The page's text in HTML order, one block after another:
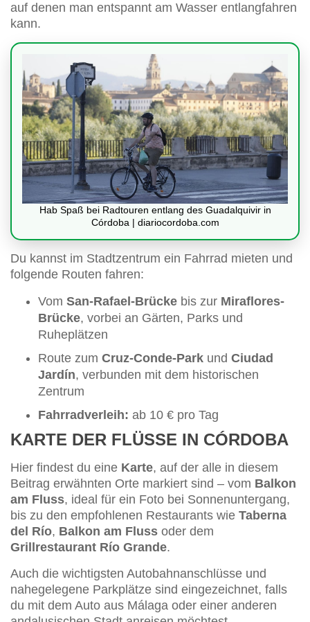
auf denen man entspannt am Wasser entlangfahren
kann.
Hab Spaß bei Radtouren entlang des Guadalquivir in
Córdoba | diariocordoba.com
Du kannst im Stadtzentrum ein Fahrrad mieten und
folgende Routen fahren:
Vom San-Rafael-Brücke bis zur Miraflores-
Brücke, vorbei an Gärten, Parks und
Ruheplätzen
Route zum Cruz-Conde-Park und Ciudad
Jardín, verbunden mit dem historischen
Zentrum
Fahrradverleih: ab 10 € pro Tag
KARTE DER FLÜSSE IN CÓRDOBA
Hier findest du eine Karte, auf der alle in diesem
Beitrag erwähnten Orte markiert sind – vom Balkon
am Fluss, ideal für ein Foto bei Sonnenuntergang,
bis zu den empfohlenen Restaurants wie Taberna
del Río, Balkon am Fluss oder dem
Grillrestaurant Río Grande.
Auch die wichtigsten Autobahnanschlüsse und
nahegelegene Parkplätze sind eingezeichnet, falls
du mit dem Auto aus Málaga oder einer anderen